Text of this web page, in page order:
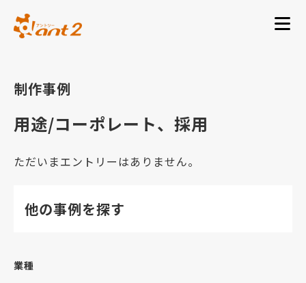
制作事例
用途/コーポレート、採用
ただいまエントリーはありません。
他の事例を探す
業種